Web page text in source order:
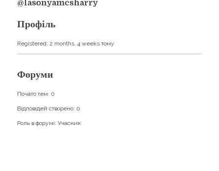
Бізнес допомога
Навчання
Карти Духів
@lasonyamcsharry
Профіль
Registered: 2 months, 4 weeks тому
Форуми
Почато тем: 0
Відповідей створено: 0
Роль в форумі: Учасник